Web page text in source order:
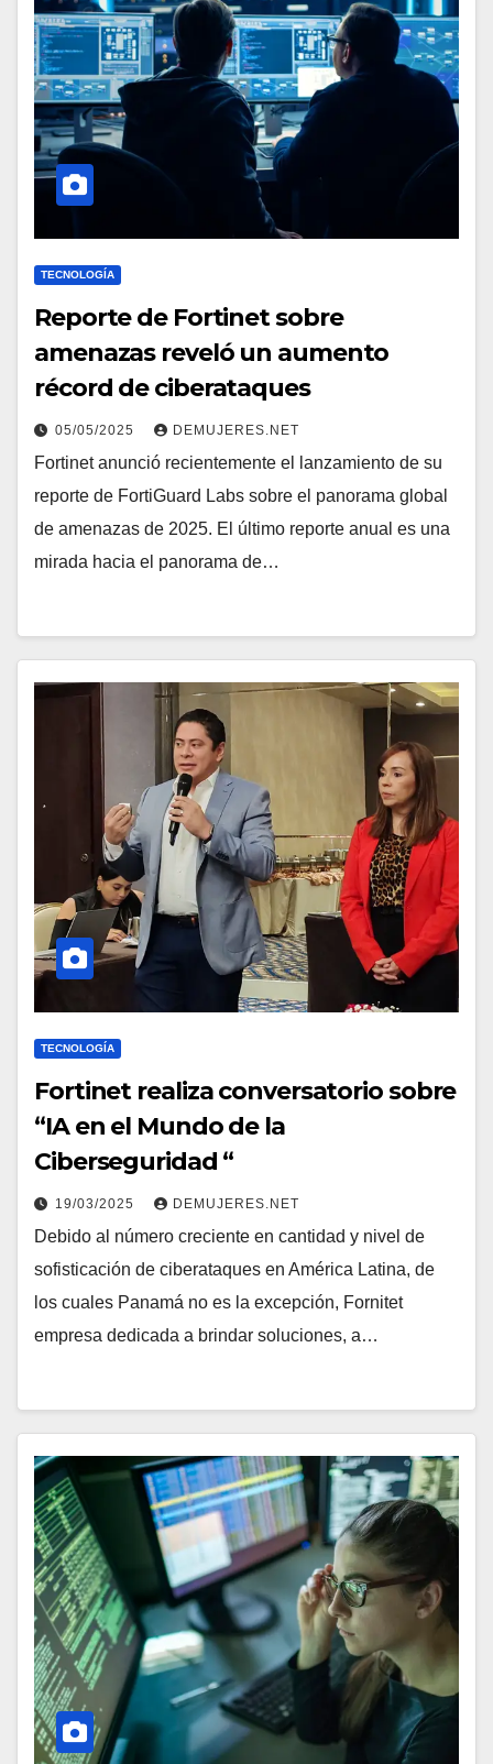
TECNOLOGÍA
Reporte de Fortinet sobre
amenazas reveló un aumento
récord de ciberataques
05/05/2025 DEMUJERES.NET
Fortinet anunció recientemente el lanzamiento de su
reporte de FortiGuard Labs sobre el panorama global
de amenazas de 2025. El último reporte anual es una
mirada hacia el panorama de…
TECNOLOGÍA
Fortinet realiza conversatorio sobre
“IA en el Mundo de la
Ciberseguridad “
19/03/2025 DEMUJERES.NET
Debido al número creciente en cantidad y nivel de
sofisticación de ciberataques en América Latina, de
los cuales Panamá no es la excepción, Fornitet
empresa dedicada a brindar soluciones, a…